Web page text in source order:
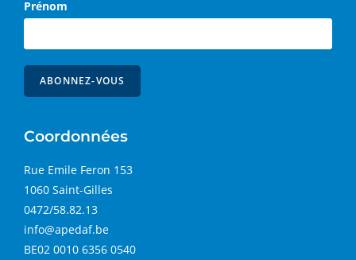
Prénom
Coordonnées
Rue Emile Feron 153
1060 Saint-Gilles
0472/58.82.13
info@apedaf.be
BE02 0010 6356 0540